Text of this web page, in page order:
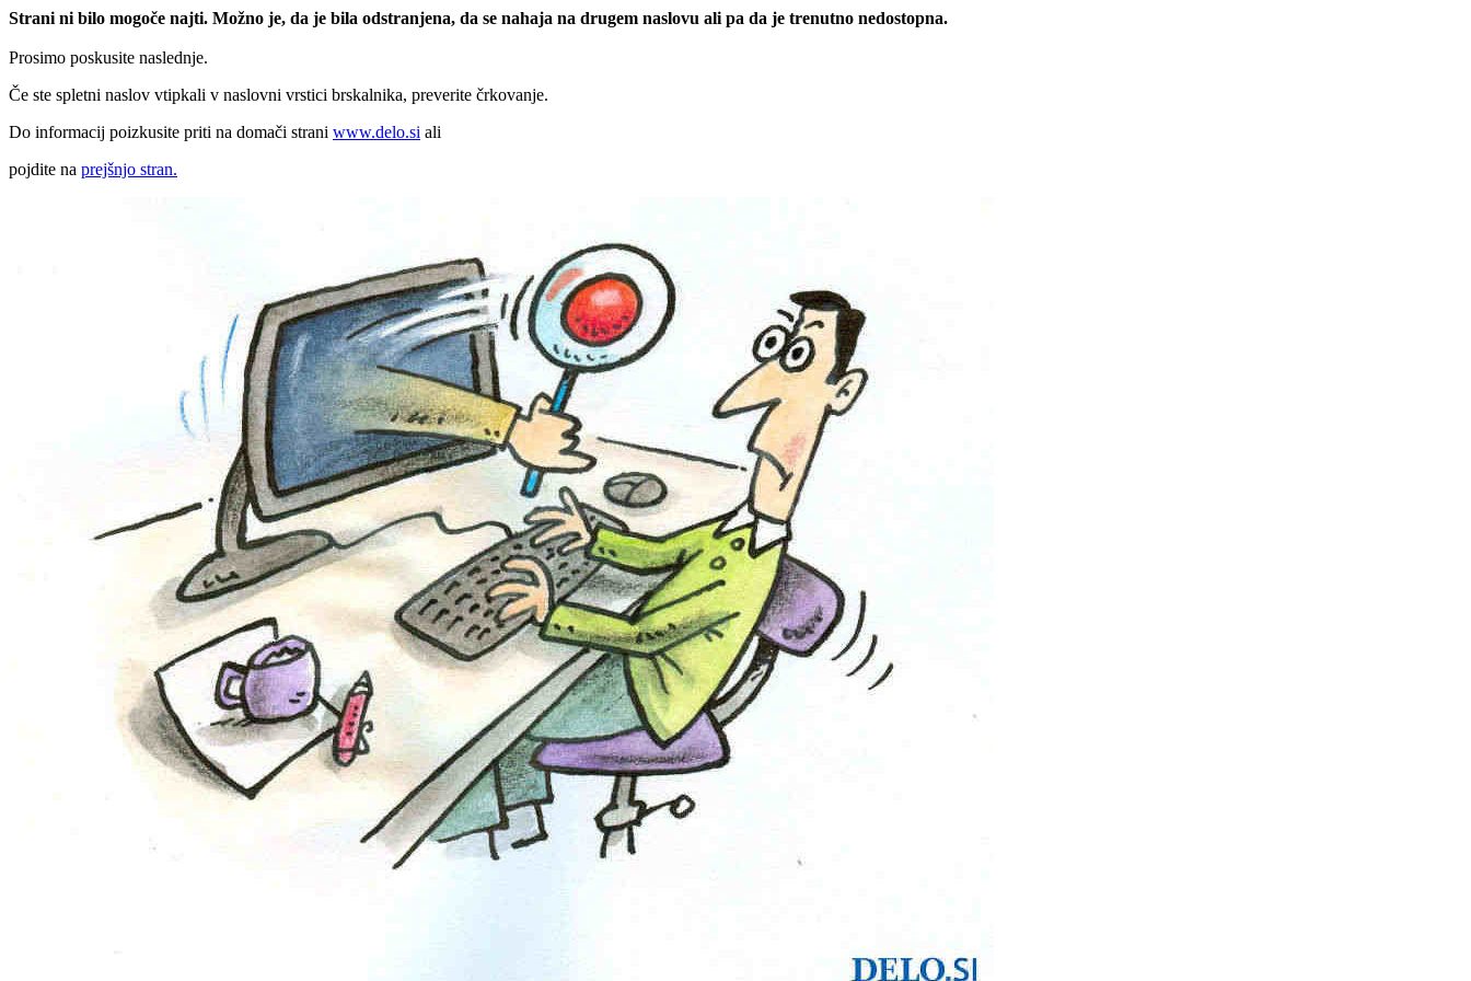
Strani ni bilo mogoče najti. Možno je, da je bila odstranjena, da se nahaja na drugem naslovu ali pa da je trenutno nedostopna.
Prosimo poskusite naslednje.
Če ste spletni naslov vtipkali v naslovni vrstici brskalnika, preverite črkovanje.
Do informacij poizkusite priti na domači strani www.delo.si ali
pojdite na prejšnjo stran.